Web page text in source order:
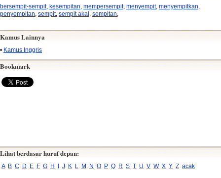
bersempit-sempit, kesempitan mempersempit, menyempit, menyempitkan
penyempitan sempit, sempit akal sempitan
Kamus Lainnya
• Kamus Inggris
Bookmark
Lihat berdasar huruf depan:
A B C D E F G H J K L M N O P Q R S T U V W X Y Z acak